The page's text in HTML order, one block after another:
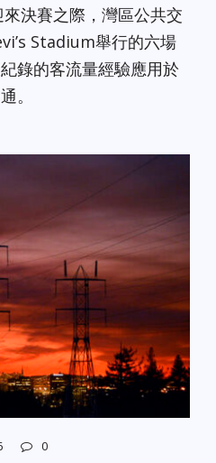
決賽之際，灣區公共交
Stadium舉行的六場
錄的客流量經驗應用於
。
0